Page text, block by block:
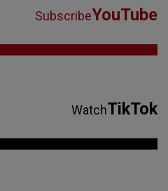
SubscribeYouTube
WatchTikTok